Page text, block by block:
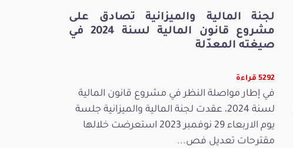
لجنة المالية والميزانية تصادق على
مشروع قانون المالية لسنة 2024 في
صيغته المعدّلة
5292 قراءة
في إطار مواصلة النظر في مشروع قانون المالية
لسنة 2024، عقدت لجنة المالية والميزانية جلسة
يوم الاربعاء 29 نوفمبر 2023 استعرضت خلالها
مقترحات تعديل فص...